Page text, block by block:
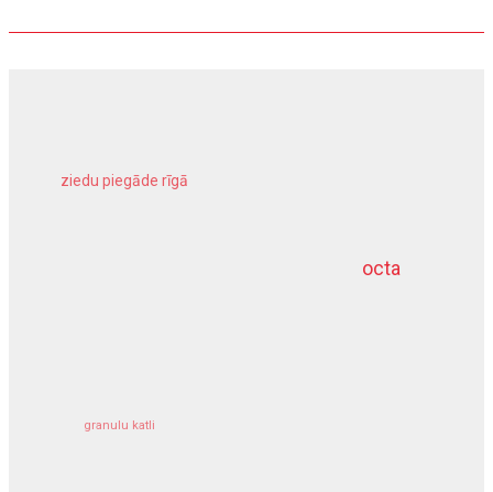
octa
ziedu piegāde rīgā
granulu katli
dziļurbums